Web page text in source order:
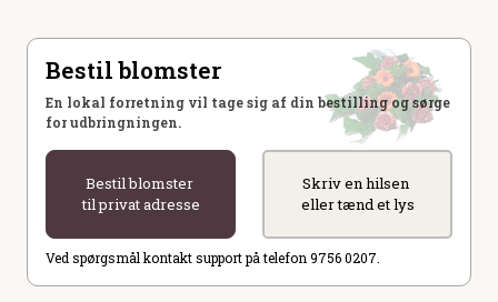
Bestil blomster
En lokal forretning vil tage sig af din bestilling og sørge
for udbringningen.
Bestil blomster
til privat adresse
Skriv en hilsen
eller tænd et lys
Ved spørgsmål kontakt support på telefon 9756 0207.